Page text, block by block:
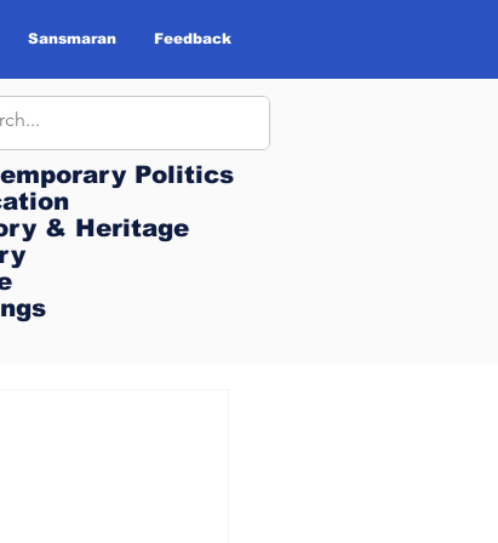
Sansmaran Feedback
Politics
& Heritage
Politics
& Heritage